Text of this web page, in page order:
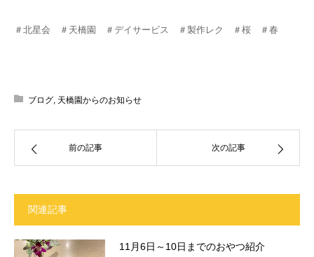
＃北星会 ＃天橋園 ＃デイサービス ＃製作レク ＃桜 ＃春
ブログ, 天橋園からのお知らせ
前の記事 次の記事
関連記事
11月6日～10日までのおやつ紹介